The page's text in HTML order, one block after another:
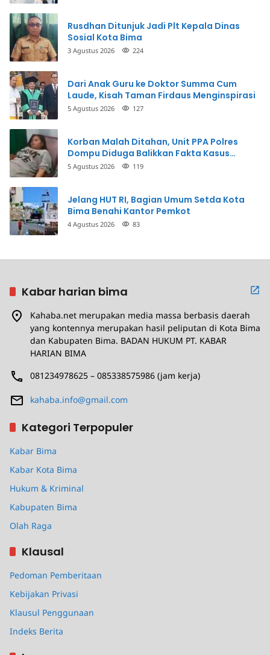
Rusdhan Ditunjuk Jadi Plt Kepala Dinas
Sosial Kota Bima
3 Agustus 2026 224
Dari Anak Guru ke Doktor Summa Cum
Laude, Kisah Taman Firdaus Menginspirasi
5 Agustus 2026 127
Korban Malah Ditahan, Unit PPA Polres
Dompu Diduga Balikkan Fakta Kasus
Penganiayaan
5 Agustus 2026 119
Jelang HUT RI, Bagian Umum Setda Kota
Bima Benahi Kantor Pemkot
4 Agustus 2026 83
Kabar harian bima
Kahaba.net merupakan media massa berbasis daerah
yang kontennya merupakan hasil peliputan di Kota Bima
dan Kabupaten Bima. BADAN HUKUM PT. KABAR
HARIAN BIMA
081234978625 – 085338575986 (jam kerja)
kahaba.info@gmail.com
Kategori Terpopuler
Kabar Bima
Kabar Kota Bima
Hukum & Kriminal
Kabupaten Bima
Olah Raga
Klausal
Pedoman Pemberitaan
Kebijakan Privasi
Klausul Penggunaan
Indeks Berita